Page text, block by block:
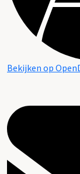
Bekijken op